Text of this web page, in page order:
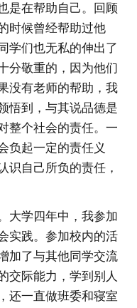
是在帮助自己。回顾
时候曾经帮助过他
学们也无私的伸出了
分敬重的，因为他们
没有老师的帮助，我
悟到，与其说品德是
整个社会的责任。一
负起一定的责任义
识自己所负的责任，
大学四年中，我参加
实践。参加校内的活
加了与其他同学交流
交际能力，学到别人
还一直做班委和寝室